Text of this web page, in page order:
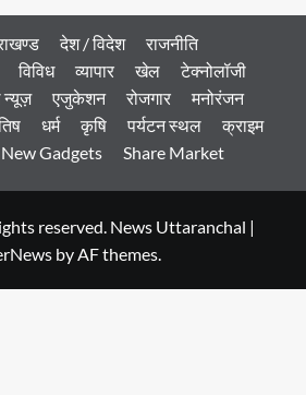
देश / विदेश
राजनीति
विविध व्यापार खेल
टेक्नोलॉजी
न्यूज़ एजुकेशन रोजगार
मनोरंजन
धर्म कृषि पर्यटन स्थल
क्राइम
New Gadgets Share Market
reserved. News Uttaranchal |
by AF themes.